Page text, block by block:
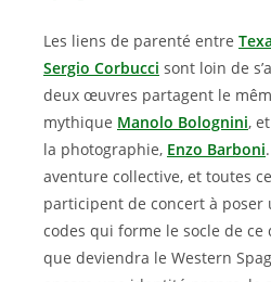
Les liens de parenté entre
Sergio Corbucci sont loin de
deux œuvres partagent le
mythique Manolo Bolognini,
la photographie, Enzo Barboni
aventure collective, et toutes
participent de concert à poser
codes qui forme le socle de ce
que deviendra le Western